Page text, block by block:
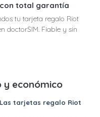
total garantía
tu tarjeta regalo Riot
doctorSIM. Fiable y sin
y económico
Las tarjetas regalo Riot